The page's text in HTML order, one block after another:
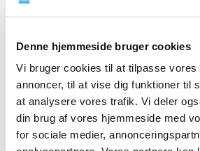
Denne hjemmeside bruger cookies
Vi bruger cookies til at tilpasse vores
annoncer, til at vise dig funktioner til
at analysere vores trafik. Vi deler
din brug af vores hjemmeside med
for sociale medier,
2023 (195)
2021 (516)
2020 (263)
2019 (159)
2018 (150)
2017 (167)